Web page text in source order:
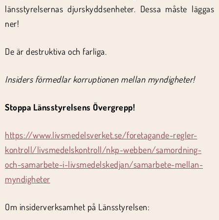
länsstyrelsernas djurskyddsenheter. Dessa måste läggas
ner!
De är destruktiva och farliga.
Insiders förmedlar korruptionen mellan myndigheter!
Stoppa Länsstyrelsens Övergrepp!
https://www.livsmedelsverket.se/foretagande-regler-
kontroll/livsmedelskontroll/nkp-webben/samordning-
och-samarbete-i-livsmedelskedjan/samarbete-mellan-
myndigheter
Om insiderverksamhet på Länsstyrelsen: